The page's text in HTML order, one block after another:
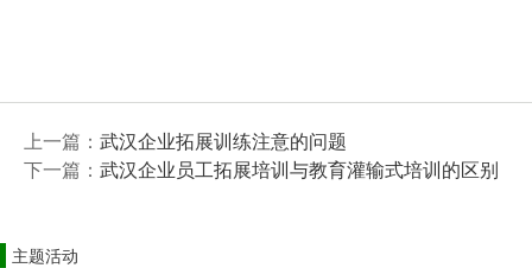
上一篇： 武汉企业拓展训练注意的问题
下一篇： 武汉企业员工拓展培训与教育灌输式培训的区别
主题活动